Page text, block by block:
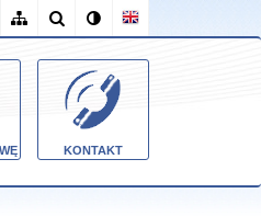
KONTAKT